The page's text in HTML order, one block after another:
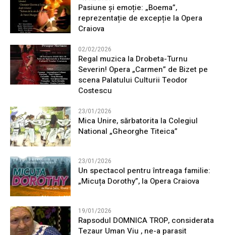
Pasiune și emoție: „Boema”,
reprezentație de excepție la Opera
Craiova
02/02/2026
Regal muzica la Drobeta-Turnu
Severin! Opera „Carmen” de Bizet pe
scena Palatului Culturii Teodor
Costescu
23/01/2026
Mica Unire, sărbatorita la Colegiul
National „Gheorghe Titeica”
23/01/2026
Un spectacol pentru întreaga familie:
„Micuța Dorothy”, la Opera Craiova
19/01/2026
Rapsodul DOMNICA TROP, considerata
Tezaur Uman Viu , ne-a parasit